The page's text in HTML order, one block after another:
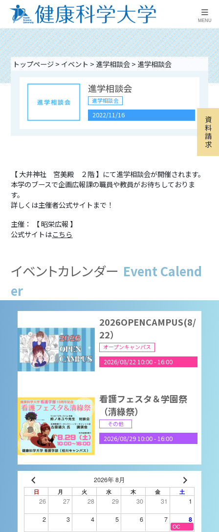
≡
MENU
資
料
請
求
トップページ> イベント > 進学相談会> 進学相談会
2022/11/16
進学相談会
進学相談会
【 大井神社 宮美殿 ２階 】にて進学相談会が開催されます。
本学のブースで企画広報課の職員や教員がお待ちしておりま
す。
詳しくは主催者公式サイトまで！
主催： 【 昭栄広報 】
公式サイトはこちら
イベントカレンダー Event Calend
er
9月16日（水）進学相談
会 山梨県富士吉田市
進学相談会
2026/09/16 16:00
9月16日（水）進学相談
会 山梨県南アルプス市
オープンキャンパス
2026/08/22 10:00-16:00
2026OPENCAMPUS(8/
22）
オープンキャンパス
2026/08/29 10:00- 16:00
看護フェスタ＆学園祭
（清綠祭）
その他
2026/09/04 15:00-18:00
9月4日（金）進学相談
会 長野県松本市
進学相談会
2026年 8月
日 月 火 水 木 金 土
26 27 28 29 30 31 1
2 3 4 5 6 7 8
OC